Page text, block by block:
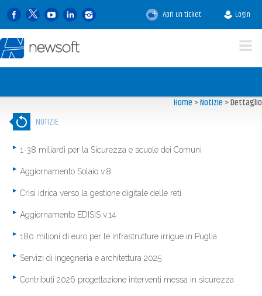
Apri un ticket Login
Home>Notizie>Dettaglio
NOTIZIE
1-38 miliardi per la Sicurezza e scuole dei Comuni
Aggiornamento Solaio v.8
Crisi idrica verso la gestione digitale delle reti
Aggiornamento EDISIS v.14
180 milioni di euro per le infrastrutture irrigue in Puglia
Servizi di ingegneria e architettura 2025
Contributi 2026 progettazione interventi messa in sicurezza